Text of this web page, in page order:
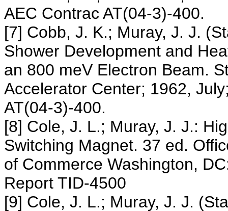
AEC Contrac AT(04-3)-400.
[7] Cobb, J. K.; Muray, J. J.
Shower Development and
an 800 meV Electron Beam.
Accelerator Center; 1962,
AT(04-3)-400.
[8] Cole, J. L.; Muray, J. J.:
Switching Magnet. 37 ed.
of Commerce Washington,
Report TID-4500
[9] Cole, J. L.; Muray, J. J.